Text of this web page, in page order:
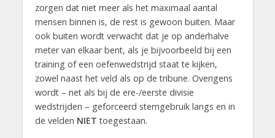
zorgen dat niet meer als het maximaal aantal
mensen binnen is, de rest is gewoon buiten. Maar
ook buiten wordt verwacht dat je op anderhalve
meter van elkaar bent, als je bijvoorbeeld bij een
training of een oefenwedstrijd staat te kijken,
zowel naast het veld als op de tribune. Overigens
wordt – net als bij de ere-/eerste divisie
wedstrijden – geforceerd stemgebruik langs en in
de velden NIET toegestaan.